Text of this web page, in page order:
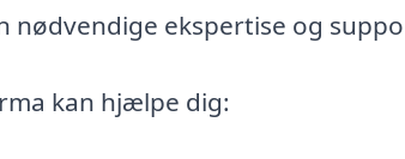
nødvendige ekspertise og
kan hjælpe dig: